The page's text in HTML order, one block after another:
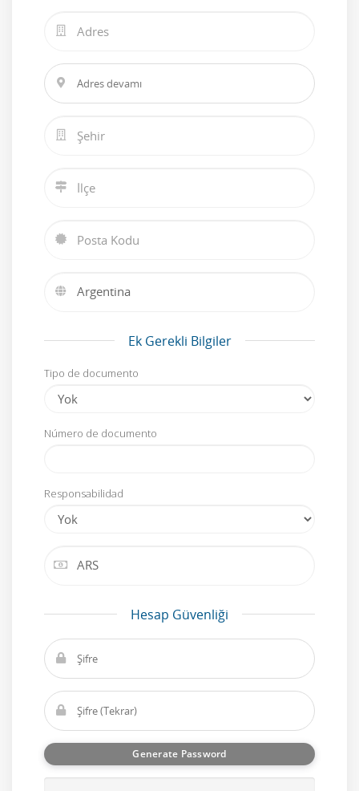
Ek Gerekli Bilgiler
Tipo de documento
Número de documento
Responsabilidad
Hesap Güvenliği
Generate Password